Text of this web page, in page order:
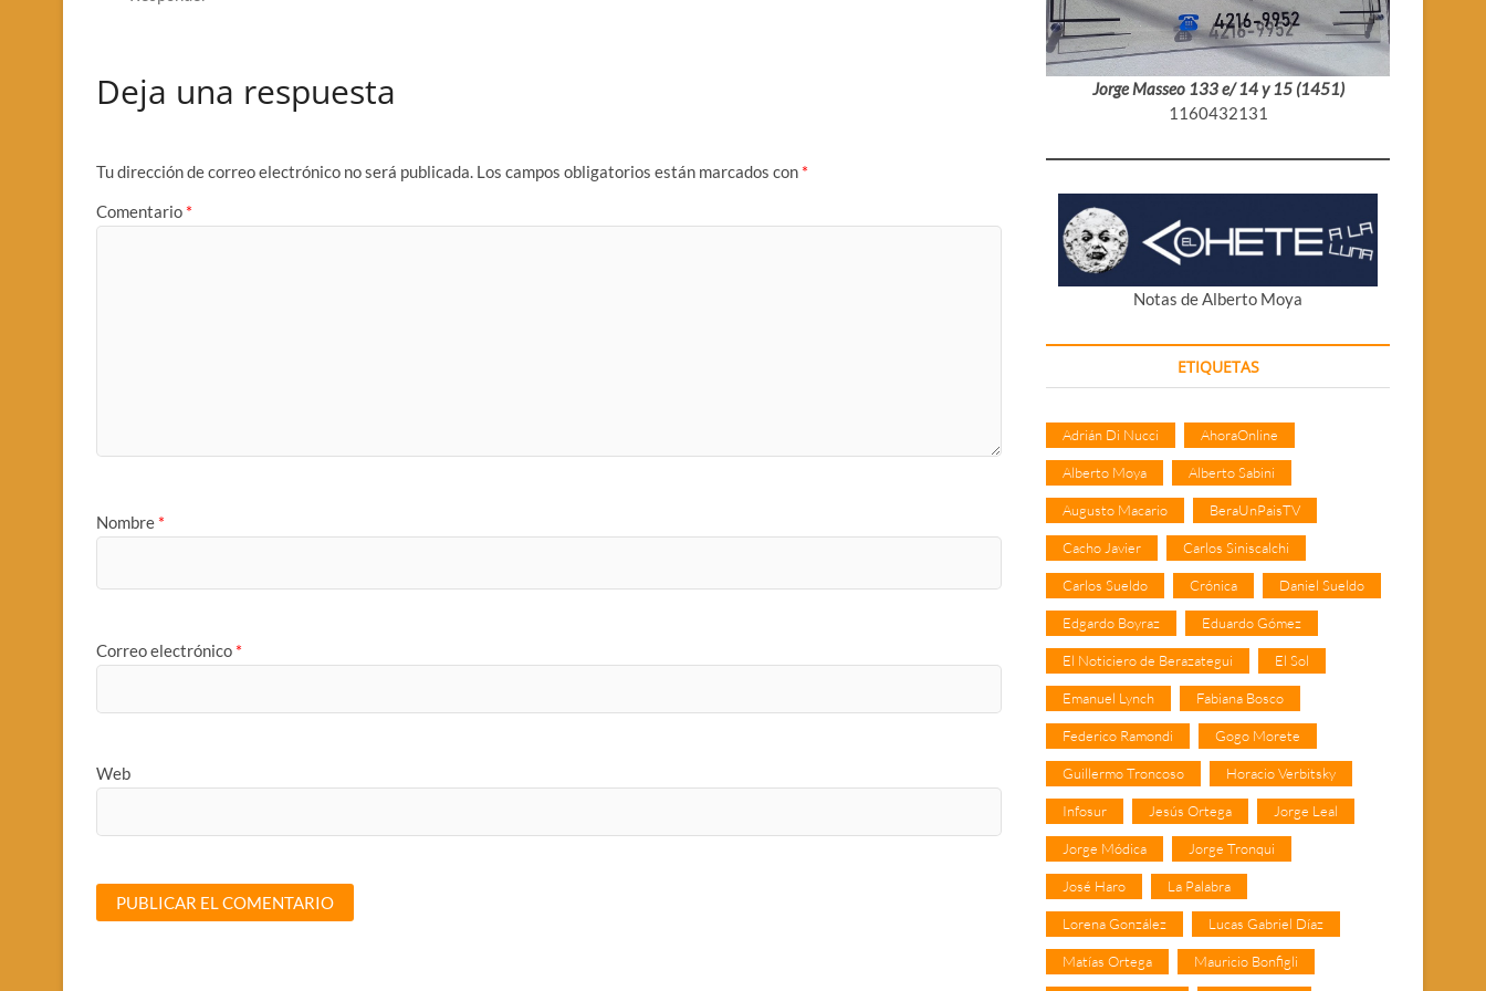
Deja una respuesta
Tu dirección de correo electrónico no será publicada. Los campos obligatorios están marcados con *
Comentario *
Nombre *
Correo electrónico *
Web
Jorge Masseo 133 e/ 14 y 15 (1451)
1160432131
Notas de Alberto Moya
ETIQUETAS
Adrián Di Nucci AhoraOnline
Alberto Moya Alberto Sabini
Augusto Macario BeraUnPaisTV
Cacho Javier Carlos Siniscalchi
Carlos Sueldo Crónica Daniel Sueldo
Edgardo Boyraz Eduardo Gómez
El Noticiero de Berazategui El Sol
Emanuel Lynch Fabiana Bosco
Federico Ramondi Gogo Morete
Guillermo Troncoso Horacio Verbitsky
Infosur Jesús Ortega Jorge Leal
Jorge Módica Jorge Tronqui
José Haro La Palabra
Lorena González Lucas Gabriel Díaz
Matías Ortega Mauricio Bonfigli